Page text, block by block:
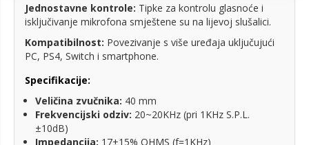
Jednostavne kontrole: Tipke za kontrolu glasnoće i
isključivanje mikrofona smještene su na lijevoj slušalici.
Kompatibilnost: Povezivanje s više uređaja uključujući
PC, PS4, Switch i smartphone.
Specifikacije:
Veličina zvučnika: 40 mm
Frekvencijski odziv: 20~20KHz (pri 1KHz S.P.L.
±10dB)
Impedancija: 17±15% OHMS (f=1KHz)